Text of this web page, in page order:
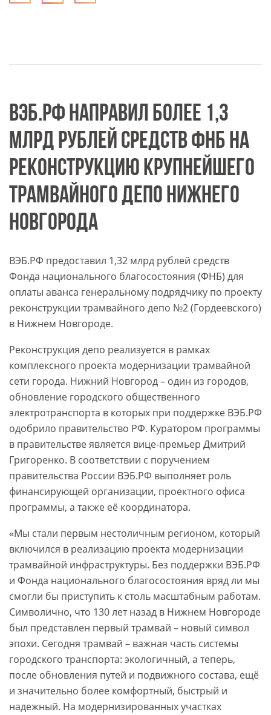
ВЭБ.РФ НАПРАВИЛ БОЛЕЕ 1,3
МЛРД РУБЛЕЙ СРЕДСТВ ФНБ НА
РЕКОНСТРУКЦИЮ КРУПНЕЙШЕГО
ТРАМВАЙНОГО ДЕПО НИЖНЕГО
НОВГОРОДА
ВЭБ.РФ предоставил 1,32 млрд рублей средств
Фонда национального благосостояния (ФНБ) для
оплаты аванса генеральному подрядчику по проекту
реконструкции трамвайного депо №2 (Гордеевского)
в Нижнем Новгороде.
Реконструкция депо реализуется в рамках
комплексного проекта модернизации трамвайной
сети города. Нижний Новгород – один из городов,
обновление городского общественного
электротранспорта в которых при поддержке ВЭБ.РФ
одобрило правительство РФ. Куратором программы
в правительстве является вице-премьер Дмитрий
Григоренко. В соответствии с поручением
правительства России ВЭБ.РФ выполняет роль
финансирующей организации, проектного офиса
программы, а также её координатора.
«Мы стали первым нестоличным регионом, который
включился в реализацию проекта модернизации
трамвайной инфраструктуры. Без поддержки ВЭБ.РФ
и Фонда национального благосостояния вряд ли мы
смогли бы приступить к столь масштабным работам.
Символично, что 130 лет назад в Нижнем Новгороде
был представлен первый трамвай – новый символ
эпохи. Сегодня трамвай – важная часть системы
городского транспорта: экологичный, а теперь,
после обновления путей и подвижного состава, ещё
и значительно более комфортный, быстрый и
надежный. На модернизированных участках